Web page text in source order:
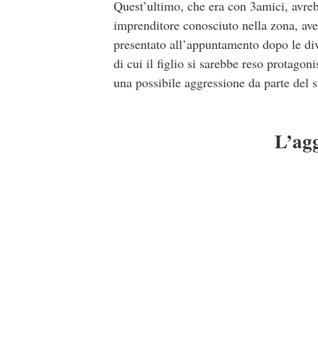
Quest’ultimo, che era con 3amici,
imprenditore conosciuto nella zona,
presentato all’appuntamento dopo le
di cui il figlio si sarebbe reso
una possibile aggressione da parte del